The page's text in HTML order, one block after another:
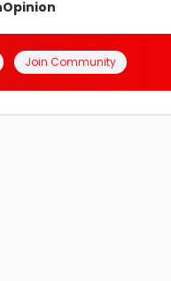
Opinion
Join Community